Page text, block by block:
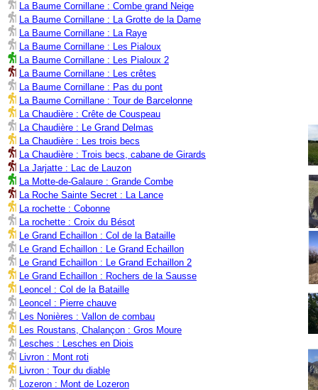
La Baume Cornillane : Combe grand Neige
La Baume Cornillane : La Grotte de la Dame
La Baume Cornillane : La Raye
La Baume Cornillane : Les Pialoux
La Baume Cornillane : Les Pialoux 2
La Baume Cornillane : Les crêtes
La Baume Cornillane : Pas du pont
La Baume Cornillane : Tour de Barcelonne
La Chaudière : Crête de Couspeau
La Chaudière : Le Grand Delmas
La Chaudière : Les trois becs
La Chaudière : Trois becs, cabane de Girards
La Jarjatte : Lac de Lauzon
La Motte-de-Galaure : Grande Combe
La Roche Sainte Secret : La Lance
La rochette : Cobonne
La rochette : Croix du Bésot
Le Grand Echaillon : Col de la Bataille
Le Grand Echaillon : Le Grand Echaillon
Le Grand Echaillon : Le Grand Echaillon 2
Le Grand Echaillon : Rochers de la Sausse
Leoncel : Col de la Bataille
Leoncel : Pierre chauve
Les Nonières : Vallon de combau
Les Roustans, Chalançon : Gros Moure
Lesches : Lesches en Diois
Livron : Mont roti
Livron : Tour du diable
Lozeron : Mont de Lozeron